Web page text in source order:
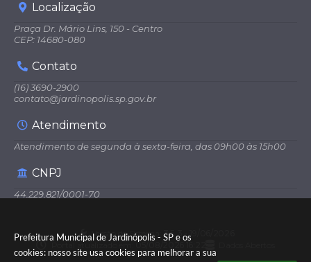
Prefeitura Municipal de Jardinópolis - SP e os
cookies: nosso site usa cookies para melhorar a sua
Localização
Praça Dr. Mário Lins, 150 - Centro
CEP: 14680-080
Contato
(16) 3690-2900
contato@jardinopolis.sp.gov.br
Atendimento
Atendimento de segunda à sexta-feira, das 09h00 às 15h00
CNPJ
44.229.821/0001-70
Versão do Sistema: 3.5.3 - 19/06/2026
Portal atualizado em:
05/08/2026 16:22